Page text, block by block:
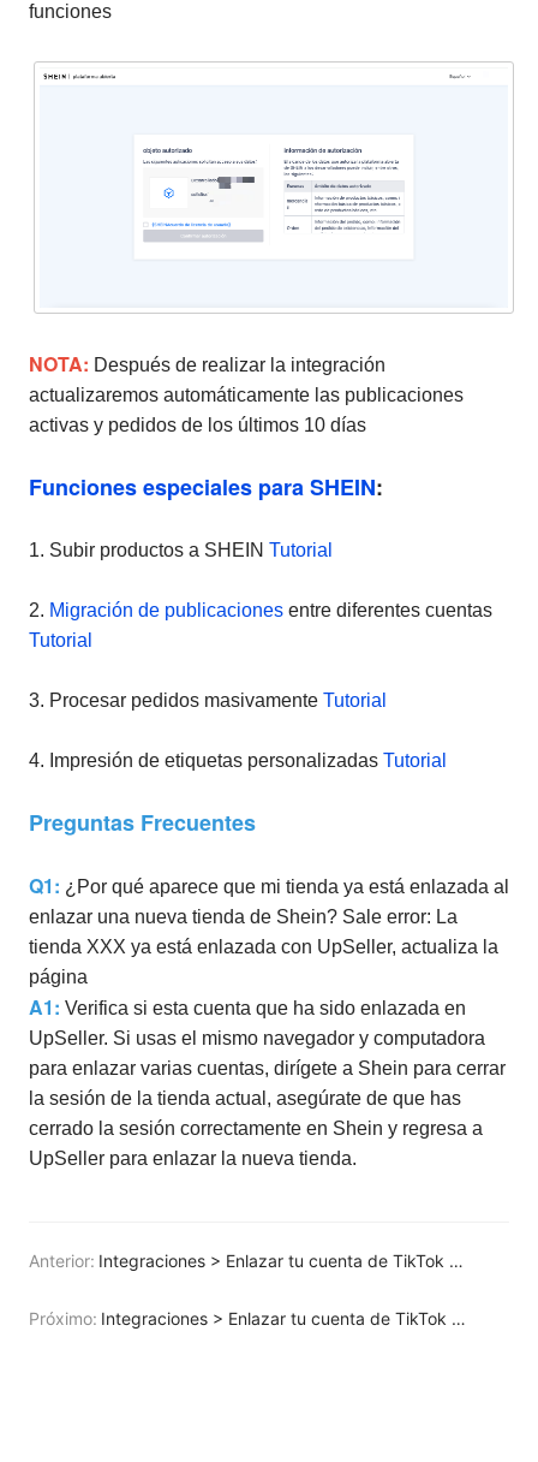
funciones
NOTA: Después de realizar la integración
actualizaremos automáticamente las publicaciones
activas y pedidos de los últimos 10 días
Funciones especiales para SHEIN:
1. Subir productos a SHEIN Tutorial
2. Migración de publicaciones entre diferentes cuentas
Tutorial
3. Procesar pedidos masivamente Tutorial
4. Impresión de etiquetas personalizadas Tutorial
Preguntas Frecuentes
Q1: ¿Por qué aparece que mi tienda ya está enlazada al
enlazar una nueva tienda de Shein? Sale error: La
tienda XXX ya está enlazada con UpSeller, actualiza la
página
A1: Verifica si esta cuenta que ha sido enlazada en
UpSeller. Si usas el mismo navegador y computadora
para enlazar varias cuentas, dirígete a Shein para cerrar
la sesión de la tienda actual, asegúrate de que has
cerrado la sesión correctamente en Shein y regresa a
UpSeller para enlazar la nueva tienda.
Anterior: Integraciones > Enlazar tu cuenta de TikTok Shop POP (CBT)
Próximo: Integraciones > Enlazar tu cuenta de TikTok Shop